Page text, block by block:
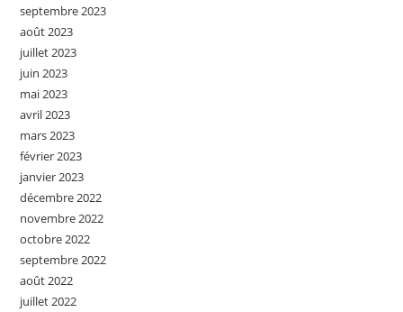
septembre 2023
août 2023
juillet 2023
juin 2023
mai 2023
avril 2023
mars 2023
février 2023
janvier 2023
décembre 2022
novembre 2022
octobre 2022
septembre 2022
août 2022
juillet 2022